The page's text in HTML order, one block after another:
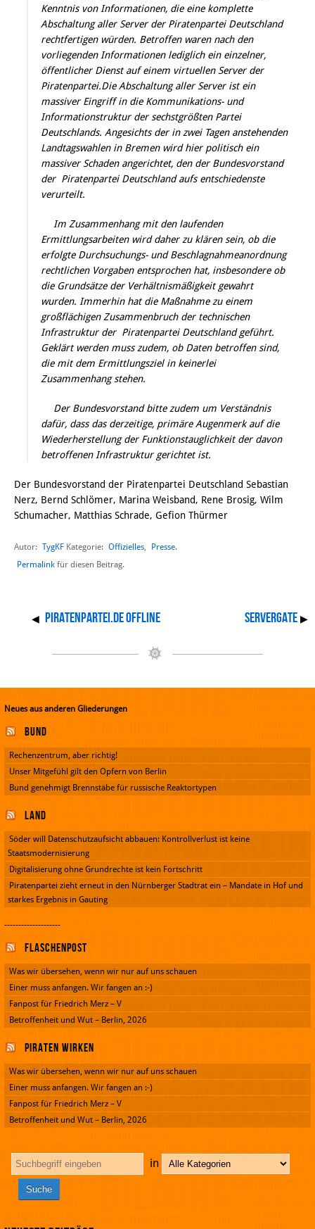
Kenntnis von Informationen, die eine komplette
Abschaltung aller Server der Piratenpartei Deutschland
rechtfertigen würden. Betroffen waren nach den
vorliegenden Informationen lediglich ein einzelner,
öffentlicher Dienst auf einem virtuellen Server der
Piratenpartei.Die Abschaltung aller Server ist ein
massiver Eingriff in die Kommunikations- und
Informationstruktur der sechstgrößten Partei
Deutschlands. Angesichts der in zwei Tagen anstehenden
Landtagswahlen in Bremen wird hier politisch ein
massiver Schaden angerichtet, den der Bundesvorstand
der Piratenpartei Deutschland aufs entschiedenste
verurteilt.
Im Zusammenhang mit den laufenden
Ermittlungsarbeiten wird daher zu klären sein, ob die
erfolgte Durchsuchungs- und Beschlagnahmeanordnung
rechtlichen Vorgaben entsprochen hat, insbesondere ob
die Grundsätze der Verhältnismäßigkeit gewahrt
wurden. Immerhin hat die Maßnahme zu einem
großflächigen Zusammenbruch der technischen
Infrastruktur der Piratenpartei Deutschland geführt.
Geklärt werden muss zudem, ob Daten betroffen sind,
die mit dem Ermittlungsziel in keinerlei
Zusammenhang stehen.
Der Bundesvorstand bitte zudem um Verständnis
dafür, dass das derzeitige, primäre Augenmerk auf die
Wiederherstellung der Funktionstauglichkeit der davon
betroffenen Infrastruktur gerichtet ist.
Der Bundesvorstand der Piratenpartei Deutschland Sebastian
Nerz, Bernd Schlömer, Marina Weisband, Rene Brosig, Wilm
Schumacher, Matthias Schrade, Gefion Thürmer
Autor: TygKF Kategorie: Offizielles, Presse.
Permalink für diesen Beitrag.
◀ Piratenpartei.de offline Servergate ▶
Neues aus anderen Gliederungen
Bund
Rechenzentrum, aber richtig!
Unser Mitgefühl gilt den Opfern von Berlin
Bund genehmigt Brennstäbe für russische Reaktortypen
Land
Söder will Datenschutzaufsicht abbauen: Kontrollverlust ist keine
Staatsmodernisierung
Digitalisierung ohne Grundrechte ist kein Fortschritt
Piratenpartei zieht erneut in den Nürnberger Stadtrat ein – Mandate in Hof und
starkes Ergebnis in Gauting
--------------------
Flaschenpost
Was wir übersehen, wenn wir nur auf uns schauen
Einer muss anfangen. Wir fangen an :-)
Fanpost für Friedrich Merz – V
Betroffenheit und Wut – Berlin, 2026
Piraten wirken
Was wir übersehen, wenn wir nur auf uns schauen
Einer muss anfangen. Wir fangen an :-)
Fanpost für Friedrich Merz – V
Betroffenheit und Wut – Berlin, 2026
in